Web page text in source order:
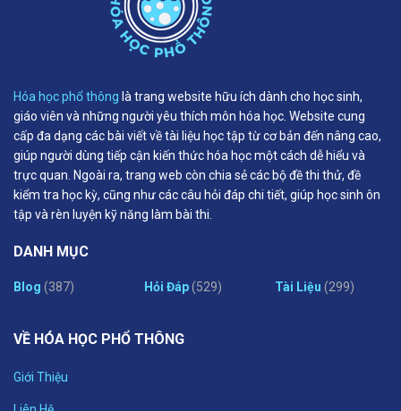
Hóa học phổ thông là trang website hữu ích dành cho học sinh,
giáo viên và những người yêu thích môn hóa học. Website cung
cấp đa dạng các bài viết về tài liệu học tập từ cơ bản đến nâng cao,
giúp người dùng tiếp cận kiến thức hóa học một cách dễ hiểu và
trực quan. Ngoài ra, trang web còn chia sẻ các bộ đề thi thử, đề
kiểm tra học kỳ, cũng như các câu hỏi đáp chi tiết, giúp học sinh ôn
tập và rèn luyện kỹ năng làm bài thi.
DANH MỤC
Blog (387) Hỏi Đáp(529) Tài Liệu (299)
VỀ HÓA HỌC PHỔ THÔNG
Giới Thiệu